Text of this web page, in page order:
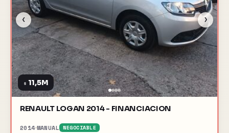
‹ ›
$ 11,5M
RENAULT LOGAN 2014 - FINANCIACION
2014MANUAL NEGOCIABLE